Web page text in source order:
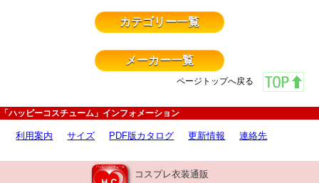
カテゴリー一覧
メーカー一覧
ページトップへ戻る
「ハッピーコスチューム」インフォメーション
利用案内 サイズ PDF版カタログ 更新情報 連絡先
コスプレ衣装通販